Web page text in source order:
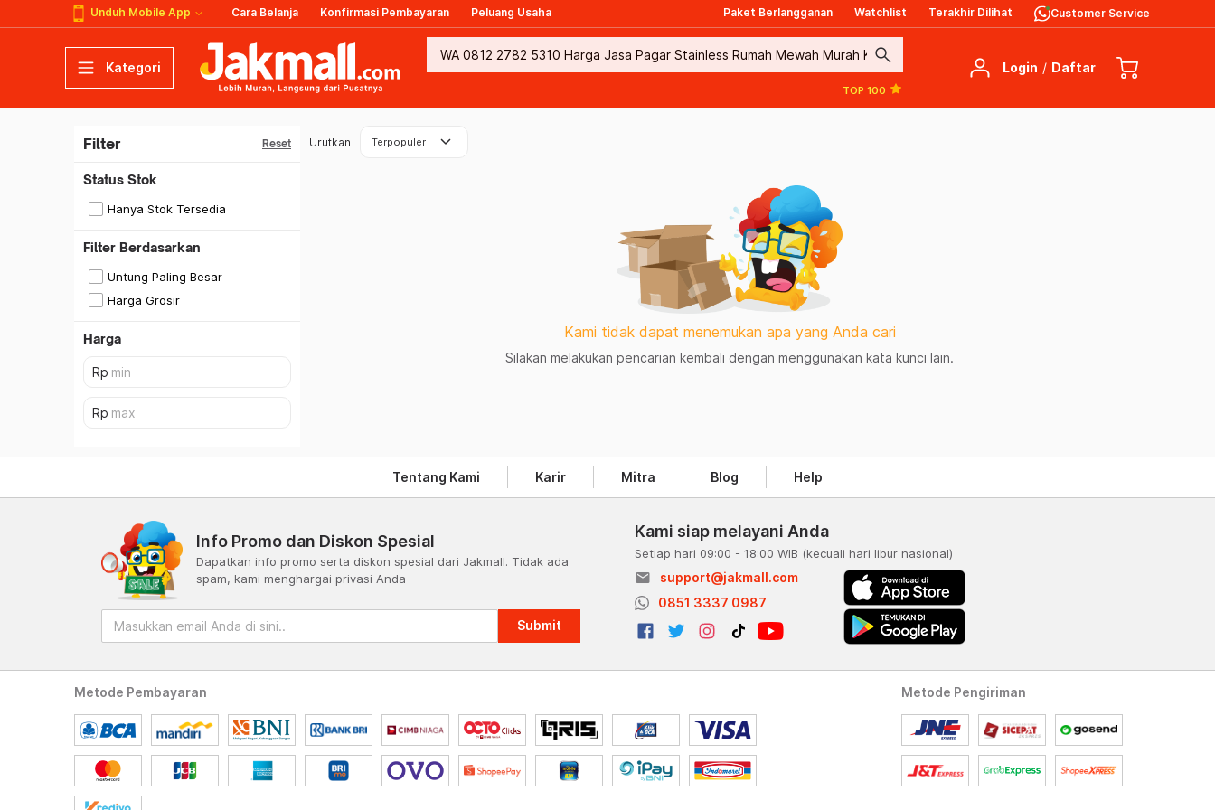
Unduh Mobile App Cara Belanja Konfirmasi Pembayaran Peluang Usaha Paket Berlangganan Watchlist Terakhir Dilihat Customer Service
Kategori search
TOP 100
Login / Daftar
Filter Reset
Status Stok
Hanya Stok Tersedia
Filter Berdasarkan
Untung Paling Besar
Harga Grosir
Harga
Urutkan Terpopuler keyboard_arrow_down
Kami tidak dapat menemukan apa yang Anda cari
Silakan melakukan pencarian kembali dengan menggunakan kata kunci lain.
Tentang Kami Karir Mitra Blog Help
Info Promo dan Diskon Spesial
Dapatkan info promo serta diskon spesial dari Jakmall. Tidak ada
spam, kami menghargai privasi Anda
Submit
Kami siap melayani Anda
Setiap hari 09:00 - 18:00 WIB (kecuali hari libur nasional)
email
support@jakmall.com
0851 3337 0987
Metode Pembayaran Metode Pengiriman